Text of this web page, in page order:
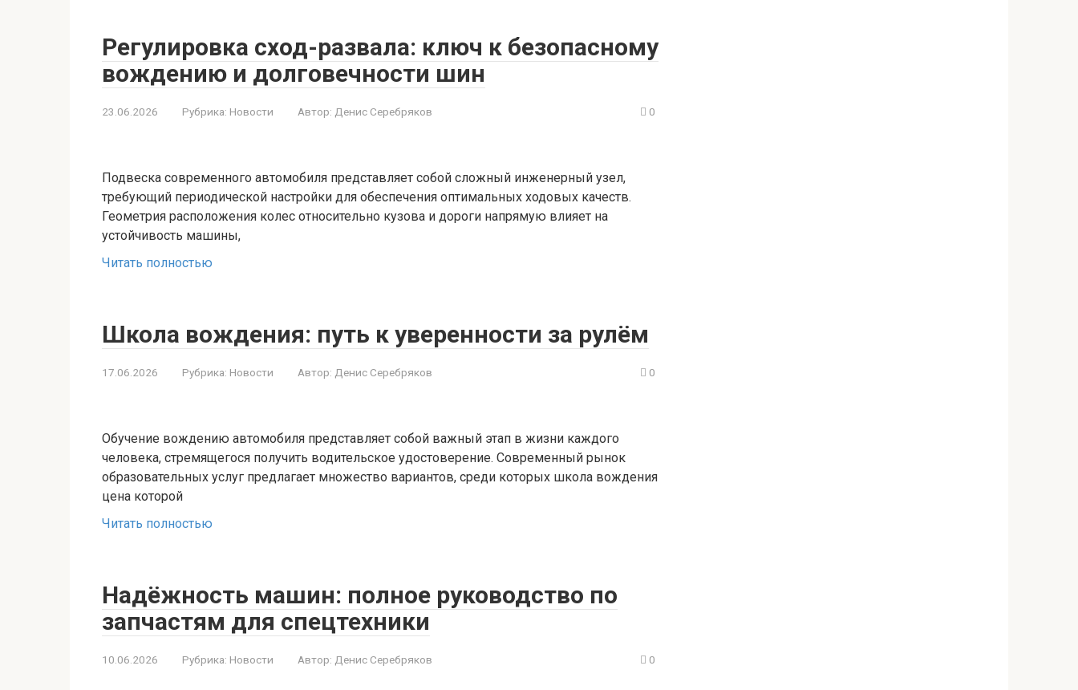
Регулировка сход-развала: ключ к безопасному
вождению и долговечности шин
23.06.2026 Рубрика: Новости Автор: Денис Серебряков 0
Подвеска современного автомобиля представляет собой сложный инженерный узел,
требующий периодической настройки для обеспечения оптимальных ходовых качеств.
Геометрия расположения колес относительно кузова и дороги напрямую влияет на
устойчивость машины,
Читать полностью
Школа вождения: путь к уверенности за рулём
17.06.2026 Рубрика: Новости Автор: Денис Серебряков 0
Обучение вождению автомобиля представляет собой важный этап в жизни каждого
человека, стремящегося получить водительское удостоверение. Современный рынок
образовательных услуг предлагает множество вариантов, среди которых школа вождения
цена которой
Читать полностью
Надёжность машин: полное руководство по
запчастям для спецтехники
10.06.2026 Рубрика: Новости Автор: Денис Серебряков 0